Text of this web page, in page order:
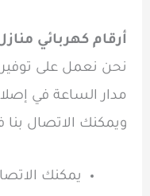
أرقام كهربائي
نحن نعمل على
مدار الساعة في
ويمكنك الاتصال
يمكنك